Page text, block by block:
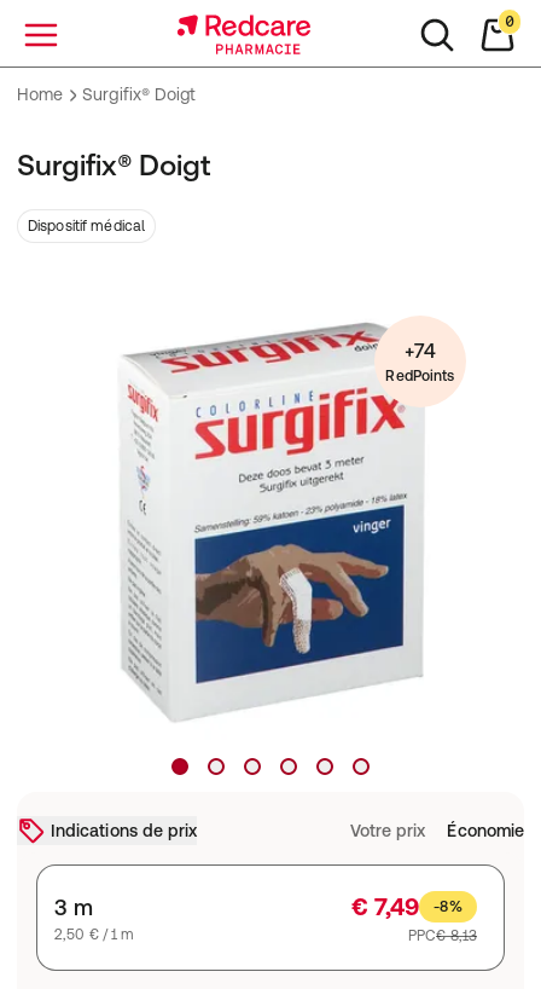
Menu
0
Home Surgifix® Doigt
Surgifix® Doigt
Dispositif médical
+74
RedPoints
Indications de prix Votre prix Économie
3 m
2,50 € / 1 m
€ 7,49
-8%
PPC€ 8,13